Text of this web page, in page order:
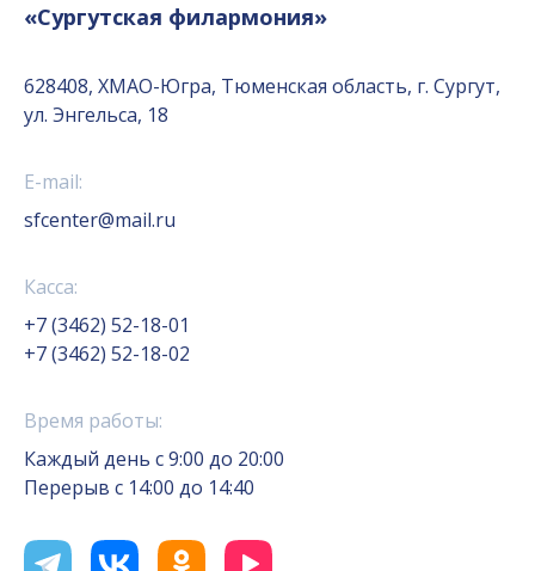
«Сургутская филармония»
628408, ХМАО-Югра, Тюменская область, г. Сургут,
ул. Энгельса, 18
E-mail:
sfcenter@mail.ru
Касса:
+7 (3462) 52-18-01
+7 (3462) 52-18-02
Время работы:
Каждый день с 9:00 до 20:00
Перерыв с 14:00 до 14:40